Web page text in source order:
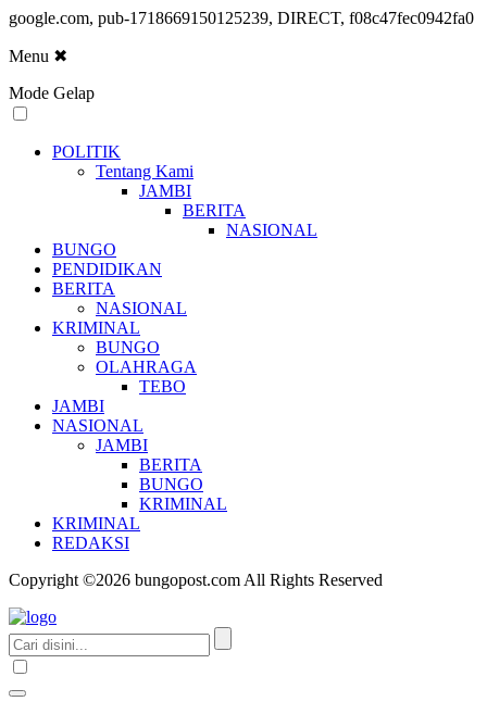
google.com, pub-1718669150125239, DIRECT, f08c47fec0942fa0
Menu ✖
Mode Gelap
POLITIK
Tentang Kami
JAMBI
BERITA
NASIONAL
BUNGO
PENDIDIKAN
BERITA
NASIONAL
KRIMINAL
BUNGO
OLAHRAGA
TEBO
JAMBI
NASIONAL
JAMBI
BERITA
BUNGO
KRIMINAL
KRIMINAL
REDAKSI
Copyright ©2026 bungopost.com All Rights Reserved